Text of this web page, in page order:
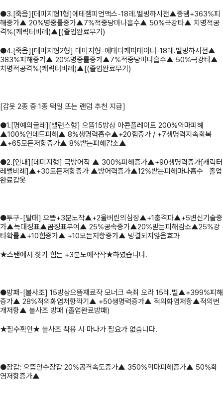
●3.[죽음][데미지형1형]에테챔피언액스-18레.벨빙하시전▲증뎀+363%피
해증가▲ 20%명중률증가▲7%적중당마나흡수▲ 50%극강타▲ 치명적공
격%(캐릭터비례)▲[(졸업완료무기)
●4.[죽음][데미지형2형] 데미지형-에테디캐피테이터-18레.벨빙하시전▲
383%피해증가▲ 20%명중률증가▲7%적중당마나흡수▲ 50%극강타▲
치명적공격%(캐릭터비례)▲[(졸업완료무기)
[갑옷 2종 중 1종 택일 또는 랜덤 추천 지급]
●1.[명예의굴레][밸런스형] 으뜸15방상 아콘플레이트 200%악마피해
▲100%언데드피해▲ 8%생명력흡수▲+20힘증가 / +7생명력지속회복
▲+65모든저항증가▲ 8%받는피해감소▲
●2.[인내][데미지형] 극방어작 ▲ 300%피해증가▲+90생명력증가[캐릭터
레벨비례]▲+30모든저항증가 ▲방어력증가▲12%받는피해마나흡수 졸업
완료갑옷
●투구-[탈태] 으뜸+3분노작▲+2울버린의심장▲+1충격파▲+5변신기술증
가▲늑대징표▲곰징표부여▲ 25%공속증가▲20%받는피해감소▲25%강
타확률▲+10힘증가▲ +10모든저항증가▲ 빙결되지않음효과
★스탠에서 찾기 힘든 +3분노에작작★하였습니다.
●방패-[불사조] 15방상으뜸재료작 모너크 속죄 오라 15레.벨▲+399%피해
증가▲ 28%적의화염저항깍기▲ +50생명력증가▲ 적의화염저항▲적의번
개저항▲ 불사조 방패 (졸업완료방패)
★필수확인★ 불사조 착용 시 마나가 필요가 없습니다.
●장갑: 으뜸안수장갑 20%공격속도증가▲ 350%악마피해증가▲ 50%화
염저항증가▲